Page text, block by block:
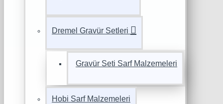
Dremel Gravür Setleri
Gravür Seti Sarf Malzemeleri
Hobi Sarf Malzemeleri